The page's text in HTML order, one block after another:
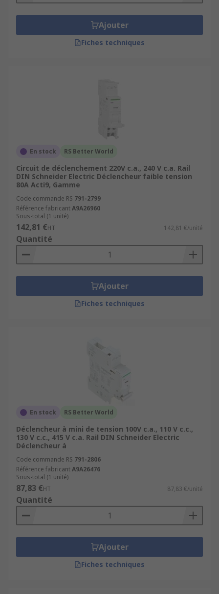
Ajouter
Fiches techniques
En stock RS Better World
Circuit de déclenchement 220V c.a., 240 V c.a. Rail
DIN Schneider Electric Déclencheur faible tension
80A Acti9, Gamme
Code commande RS 791-2799
Référence fabricantA9A26960
Sous-total (1 unité)
142,81 €HT 142,81 €/unité
Quantité
Ajouter
Fiches techniques
En stock RS Better World
Déclencheur à mini de tension 100V c.a., 110 V c.c.,
130 V c.c., 415 V c.a. Rail DIN Schneider Electric
Déclencheur à
Code commande RS 791-2806
Référence fabricantA9A26476
Sous-total (1 unité)
87,83 €HT 87,83 €/unité
Quantité
Ajouter
Fiches techniques